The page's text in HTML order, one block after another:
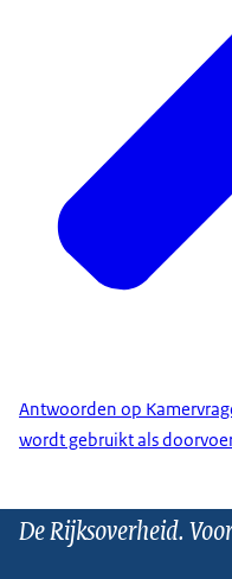
Antwoorden op
wordt gebruikt als
De Rijksoverheid.